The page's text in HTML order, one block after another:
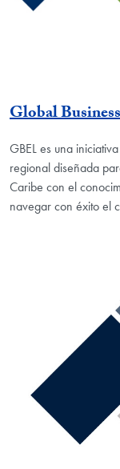
Global
GBEL es una
regional diseñada
Caribe con el
navegar con éxito el